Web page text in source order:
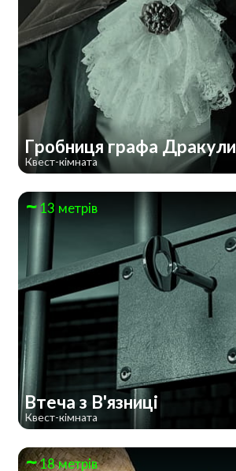
Гробниця графа Дракули
Квест-кімната
13 метрів
Втеча з В'язниці
Квест-кімната
18 метрів